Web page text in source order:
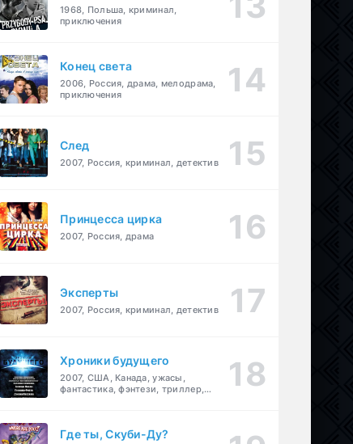
1968, Польша, криминал,
приключения
Конец света
2006, Россия, драма, мелодрама,
приключения
След
2007, Россия, криминал, детектив
Принцесса цирка
2007, Россия, драма
Эксперты
2007, Россия, криминал, детектив
Хроники будущего
2007, США, Канада, ужасы,
фантастика, фэнтези, триллер,
Где ты, Скуби-Ду?